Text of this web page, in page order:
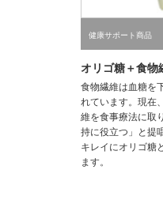
健康サポート商品
オリゴ糖＋食物
食物繊維は血糖を
れています。現在
維を食事療法に取
持に役立つ」と提
キレイにオリゴ糖
ます。